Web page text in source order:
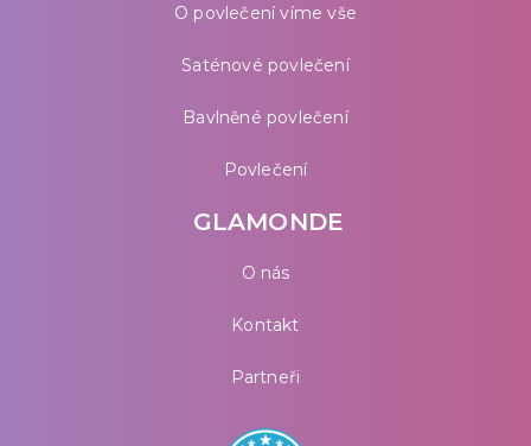
O povlečení víme vše
Saténové povlečení
Bavlněné povlečení
Povlečení
GLAMONDE
O nás
Kontakt
Partneři